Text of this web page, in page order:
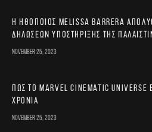
Η ηθοποιός Melissa Barrera
δηλώσεων υποστήριξης της
November 25, 2023
Πώς το Marvel Cinematic Universe
χρόνια
November 25, 2023